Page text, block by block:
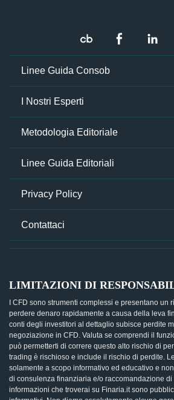
Linee Guida Consob
I Nostri Esperti
Metodologia Editoriale
Linee Guida Editoriali
Privacy Policy
Contattaci
LIMITAZIONI DI
I CFD sono strumenti complessi e presentano un
perdere denaro rapidamente a causa della leva
conti degli investitori al dettaglio subisce perdite
negoziazione in CFD. Valuta se comprendi il
può permetterti di correre questo alto rischio di
trading è rischioso e include il rischio di perdite.
solamente a scopo informativo ed educativo e
di consulenza finanziaria e/o raccomandazione di
informazioni che troverai su Finaria.it sono